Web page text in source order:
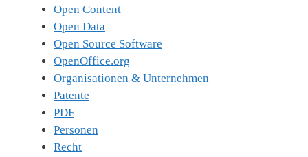
Open Content
Open Data
Open Source Software
OpenOffice.org
Organisationen & Unternehmen
Patente
PDF
Personen
Recht